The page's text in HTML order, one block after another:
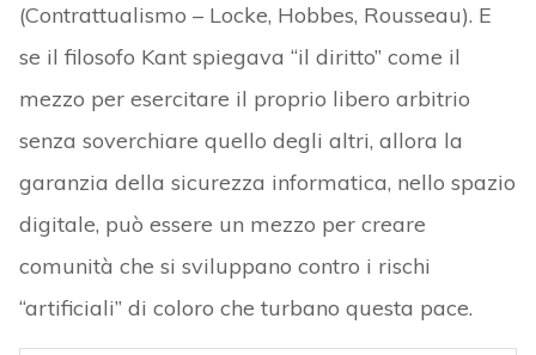
(Contrattualismo – Locke, Hobbes, Rousseau). E
se il filosofo Kant spiegava “il diritto” come il
mezzo per esercitare il proprio libero arbitrio
senza soverchiare quello degli altri, allora la
garanzia della sicurezza informatica, nello spazio
digitale, può essere un mezzo per creare
comunità che si sviluppano contro i rischi
“artificiali” di coloro che turbano questa pace.